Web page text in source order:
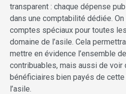
transparent : chaque dépense
dans une comptabilité dédiée.
comptes spéciaux pour toutes
domaine de l’asile. Cela
mettre en évidence l’ensemble
contribuables, mais aussi de voir
bénéficiaires bien payés de
l’asile.